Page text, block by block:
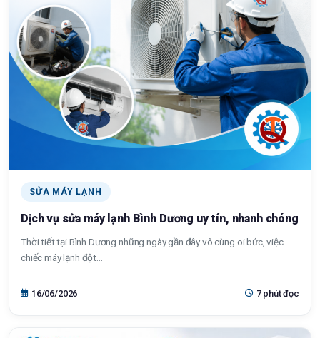
SỬA MÁY LẠNH
Dịch vụ sửa máy lạnh Bình Dương uy tín, nhanh chóng
Thời tiết tại Bình Dương những ngày gần đây vô cùng oi bức, việc
chiếc máy lạnh đột...
16/06/2026 7 phút đọc